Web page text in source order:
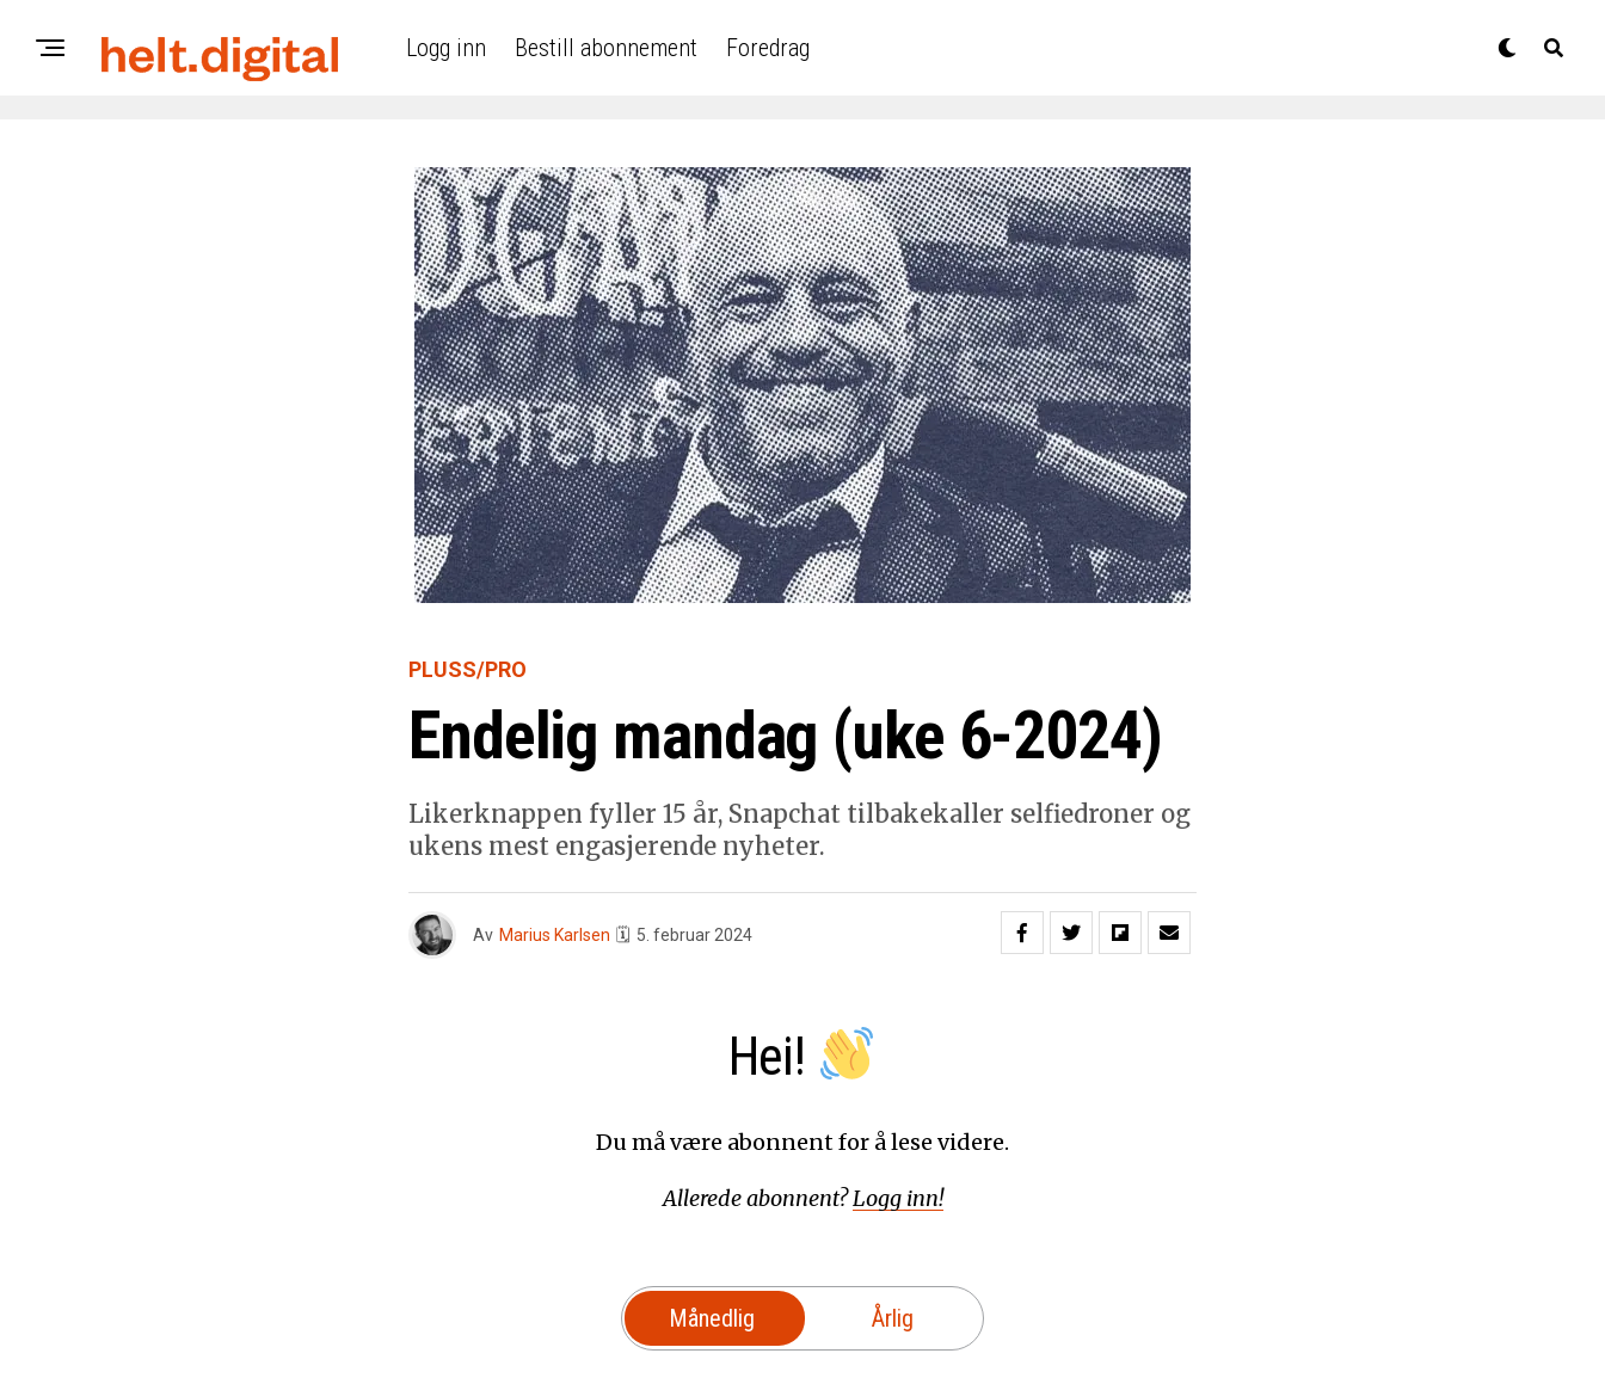
Logg inn Bestill abonnement Foredrag
PLUSS/PRO
Endelig mandag (uke 6-2024)
Likerknappen fyller 15 år, Snapchat tilbakekaller selfiedroner og
ukens mest engasjerende nyheter.
Av Marius Karlsen 🗓 5. februar 2024
Hei!
Du må være abonnent for å lese videre.
Allerede abonnent?Logg inn!
Månedlig Årlig